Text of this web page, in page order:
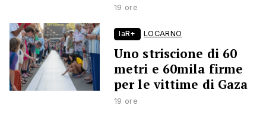
19 ore
laR+ LOCARNO
Uno striscione di 60
metri e 60mila firme
per le vittime di Gaza
19 ore